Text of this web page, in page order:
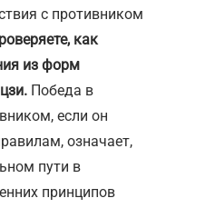
с противником
как
из форм
Победа в
если он
означает,
пути в
принципов